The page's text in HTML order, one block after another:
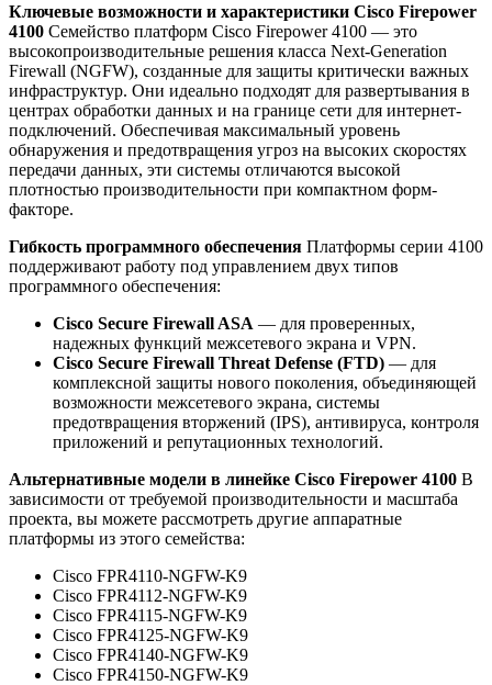
Ключевые возможности и характеристики Cisco Firepower
4100 Семейство платформ Cisco Firepower 4100 — это
высокопроизводительные решения класса Next-Generation
Firewall (NGFW), созданные для защиты критически важных
инфраструктур. Они идеально подходят для развертывания в
центрах обработки данных и на границе сети для интернет-
подключений. Обеспечивая максимальный уровень
обнаружения и предотвращения угроз на высоких скоростях
передачи данных, эти системы отличаются высокой
плотностью производительности при компактном форм-
факторе.
Гибкость программного обеспечения Платформы серии 4100
поддерживают работу под управлением двух типов
программного обеспечения:
Cisco Secure Firewall ASA — для проверенных,
надежных функций межсетевого экрана и VPN.
Cisco Secure Firewall Threat Defense (FTD) — для
комплексной защиты нового поколения, объединяющей
возможности межсетевого экрана, системы
предотвращения вторжений (IPS), антивируса, контроля
приложений и репутационных технологий.
Альтернативные модели в линейке Cisco Firepower 4100 В
зависимости от требуемой производительности и масштаба
проекта, вы можете рассмотреть другие аппаратные
платформы из этого семейства:
Cisco FPR4110-NGFW-K9
Cisco FPR4112-NGFW-K9
Cisco FPR4115-NGFW-K9
Cisco FPR4125-NGFW-K9
Cisco FPR4140-NGFW-K9
Cisco FPR4150-NGFW-K9